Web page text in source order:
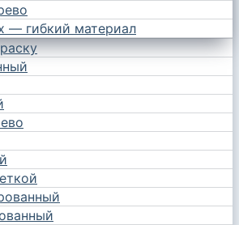
— гибкий материал